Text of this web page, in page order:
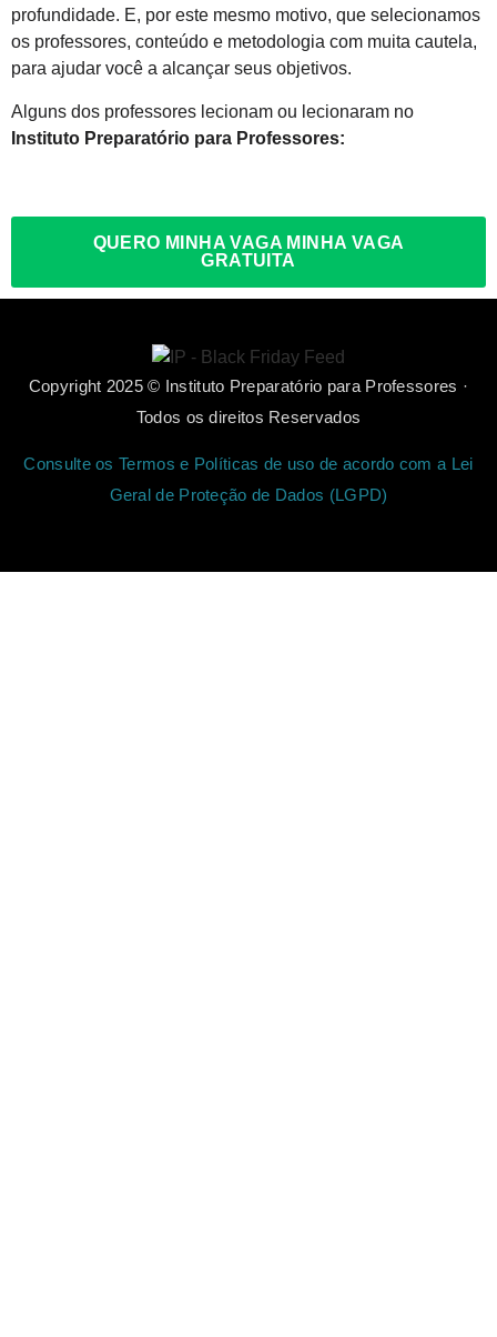
profundidade. E, por este mesmo motivo, que selecionamos
os professores, conteúdo e metodologia com muita cautela,
para ajudar você a alcançar seus objetivos.
Alguns dos professores lecionam ou lecionaram no
Instituto Preparatório para Professores:
QUERO MINHA VAGA MINHA VAGA
GRATUITA
Copyright 2025 © Instituto Preparatório para Professores ·
Todos os direitos Reservados
Consulte os Termos e Políticas de uso de acordo com a Lei
Geral de Proteção de Dados (LGPD)